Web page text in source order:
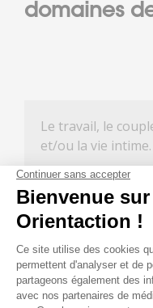
domaines
Le travail, le
et/ou la vie intime.
Ce travail de «
les sources du
bonheur. On
solutions qui vont
décision et